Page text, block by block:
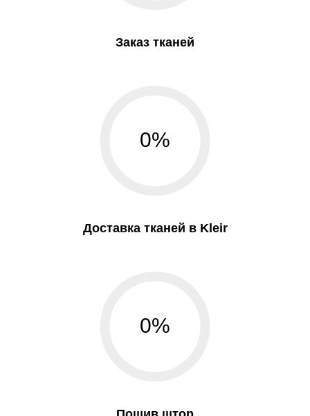
Заказ тканей
0%
Доставка тканей в Kleir
0%